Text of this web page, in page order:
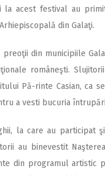
acest festival au
din Galaţi.
din municipiile
româneşti.
Pă-rinte Casian, ca
a vesti bucuria
la care au
au binevestit
din programul artistic